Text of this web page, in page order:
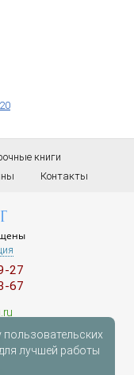
книги
Контакты
27
67
лучшей работы